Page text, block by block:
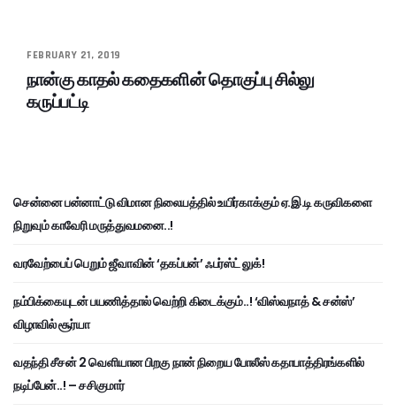
FEBRUARY 21, 2019
நான்கு காதல் கதைகளின் தொகுப்பு சில்லு
கருப்பட்டி
சென்னை பன்னாட்டு விமான நிலையத்தில் உயிர்காக்கும் ஏ.இ.டி கருவிகளை
நிறுவும் காவேரி மருத்துவமனை..!
வரவேற்பைப் பெறும் ஜீவாவின் ‘தகப்பன்’ ஃபர்ஸ்ட் லுக்!
நம்பிக்கையுடன் பயணித்தால் வெற்றி கிடைக்கும்..! ‘விஸ்வநாத் & சன்ஸ்’
விழாவில் சூர்யா
வதந்தி சீசன் 2 வெளியான பிறகு நான் நிறைய போலீஸ் கதாபாத்திரங்களில்
நடிப்பேன்..! – சசிகுமார்